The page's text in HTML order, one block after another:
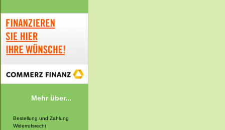
Mehr über...
Bestellung und Zahlung
Widerrufsrecht